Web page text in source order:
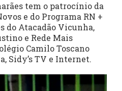
tem o patrocínio da
e do Programa RN +
do Atacadão Vicunha,
e Rede Mais
Camilo Toscano
Sidy’s TV e Internet.